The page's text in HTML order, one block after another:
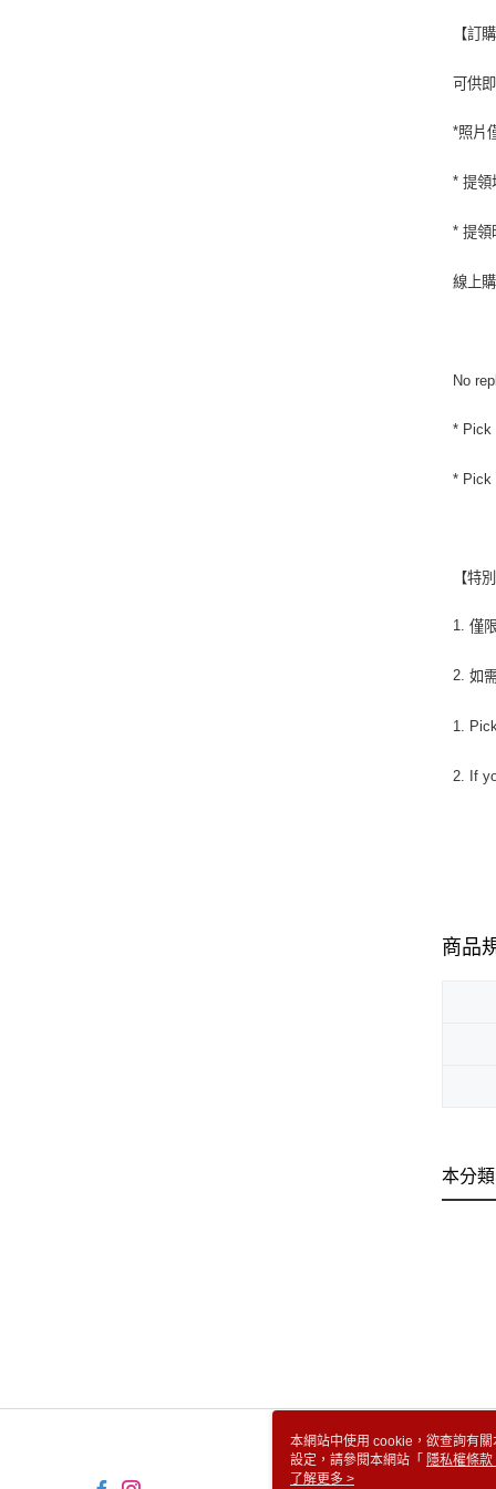
【訂
可供
*照片
*提領
*提領
線上
No
* Pick
* Pick
【特
1.僅
2.如
1.
2. If
商品
本分
本網站中使用 cookie，欲查詢有
設定，請參閱本網站「 隱私權條款
使用 cookie。
了解更多 >